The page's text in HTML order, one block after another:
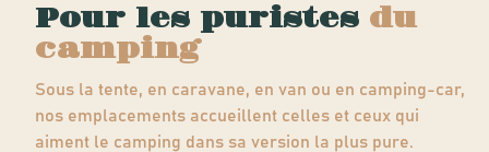
Pour les puristes du
camping
Sous la tente, en caravane, en van ou en camping-car,
nos emplacements accueillent celles et ceux qui
aiment le camping dans sa version la plus pure.